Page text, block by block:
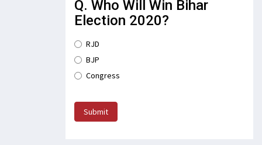
Q. Who Will Win Bihar
Election 2020?
RJD
BJP
Congress
Submit